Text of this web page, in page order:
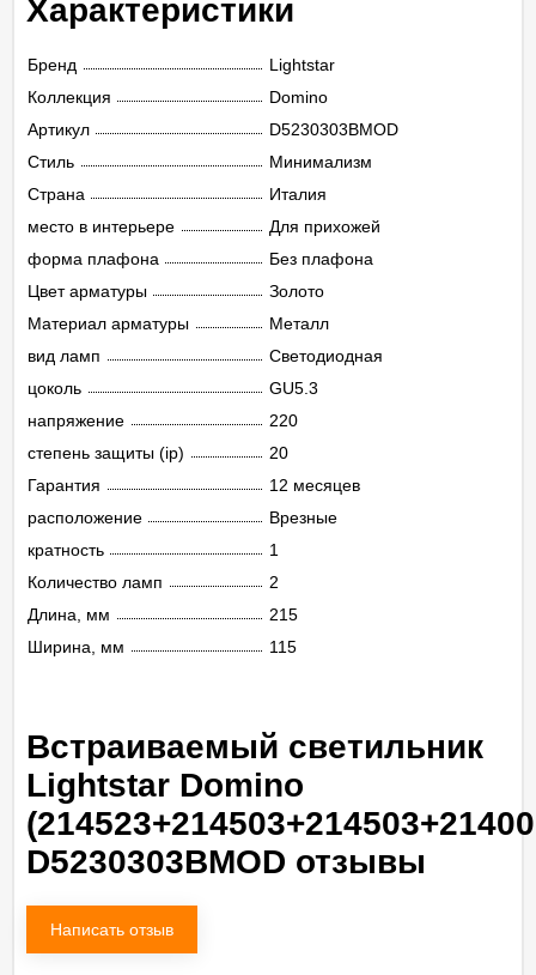
Характеристики
Бренд
Lightstar
Коллекция
Domino
Артикул
D5230303BMOD
Стиль
Минимализм
Страна
Италия
место в интерьере
Для прихожей
форма плафона
Без плафона
Цвет арматуры
Золото
Материал арматуры
Металл
вид ламп
Светодиодная
цоколь
GU5.3
напряжение
220
степень защиты (ip)
20
Гарантия
12 месяцев
расположение
Врезные
кратность
1
Количество ламп
2
Длина, мм
215
Ширина, мм
115
Встраиваемый светильник
Lightstar Domino
D5230303BMOD отзывы
Написать отзыв